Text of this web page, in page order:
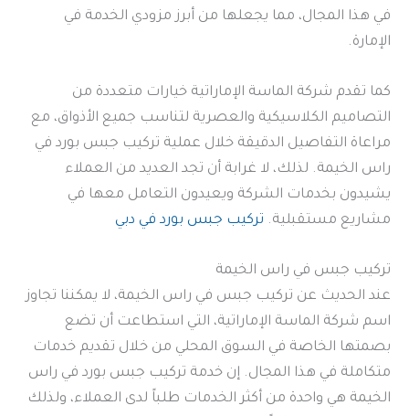
في هذا المجال، مما يجعلها من أبرز مزودي الخدمة في
الإمارة.
كما تقدم شركة الماسة الإماراتية خيارات متعددة من
التصاميم الكلاسيكية والعصرية لتناسب جميع الأذواق، مع
مراعاة التفاصيل الدقيقة خلال عملية تركيب جبس بورد في
راس الخيمة. لذلك، لا غرابة أن تجد العديد من العملاء
يشيدون بخدمات الشركة ويعيدون التعامل معها في
مشاريع مستقبلية. تركيب جبس بورد في دبي
تركيب جبس في راس الخيمة
عند الحديث عن تركيب جبس في راس الخيمة، لا يمكننا تجاوز
اسم شركة الماسة الإماراتية، التي استطاعت أن تضع
بصمتها الخاصة في السوق المحلي من خلال تقديم خدمات
متكاملة في هذا المجال. إن خدمة تركيب جبس بورد في راس
الخيمة هي واحدة من أكثر الخدمات طلباً لدى العملاء، ولذلك